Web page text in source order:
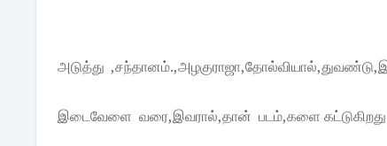
அடுத்து
இடைவேளை வரை,இவரால்,தான் படம்,களை